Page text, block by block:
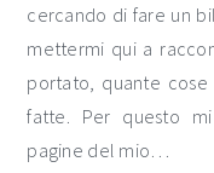
cercando di fare un
mettermi qui a
portato, quante
fatte. Per questo
pagine del mio…